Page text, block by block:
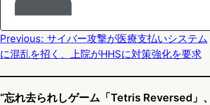
o
n
y
o
k
Previous: サイバー攻撃が医療支払いシステム
に混乱を招く、上院がHHSに対策強化を要求
“忘れ去られしゲーム「Tetris Reversed」